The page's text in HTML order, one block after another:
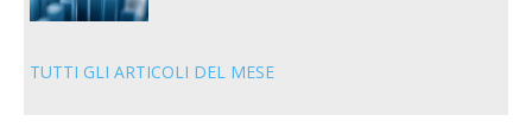
TUTTI GLI ARTICOLI DEL MESE